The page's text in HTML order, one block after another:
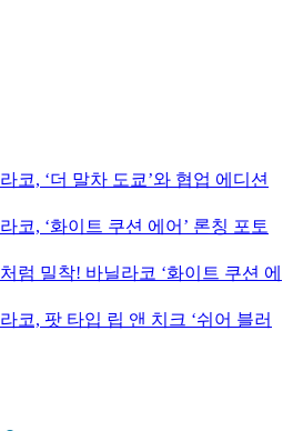
코, ‘더 말차 도쿄’와 협업 에디션
코, ‘화이트 쿠션 에어’ 론칭 포토
럼 밀착! 바닐라코 ‘화이트 쿠션 에
코, 팟 타입 립 앤 치크 ‘쉬어 블러